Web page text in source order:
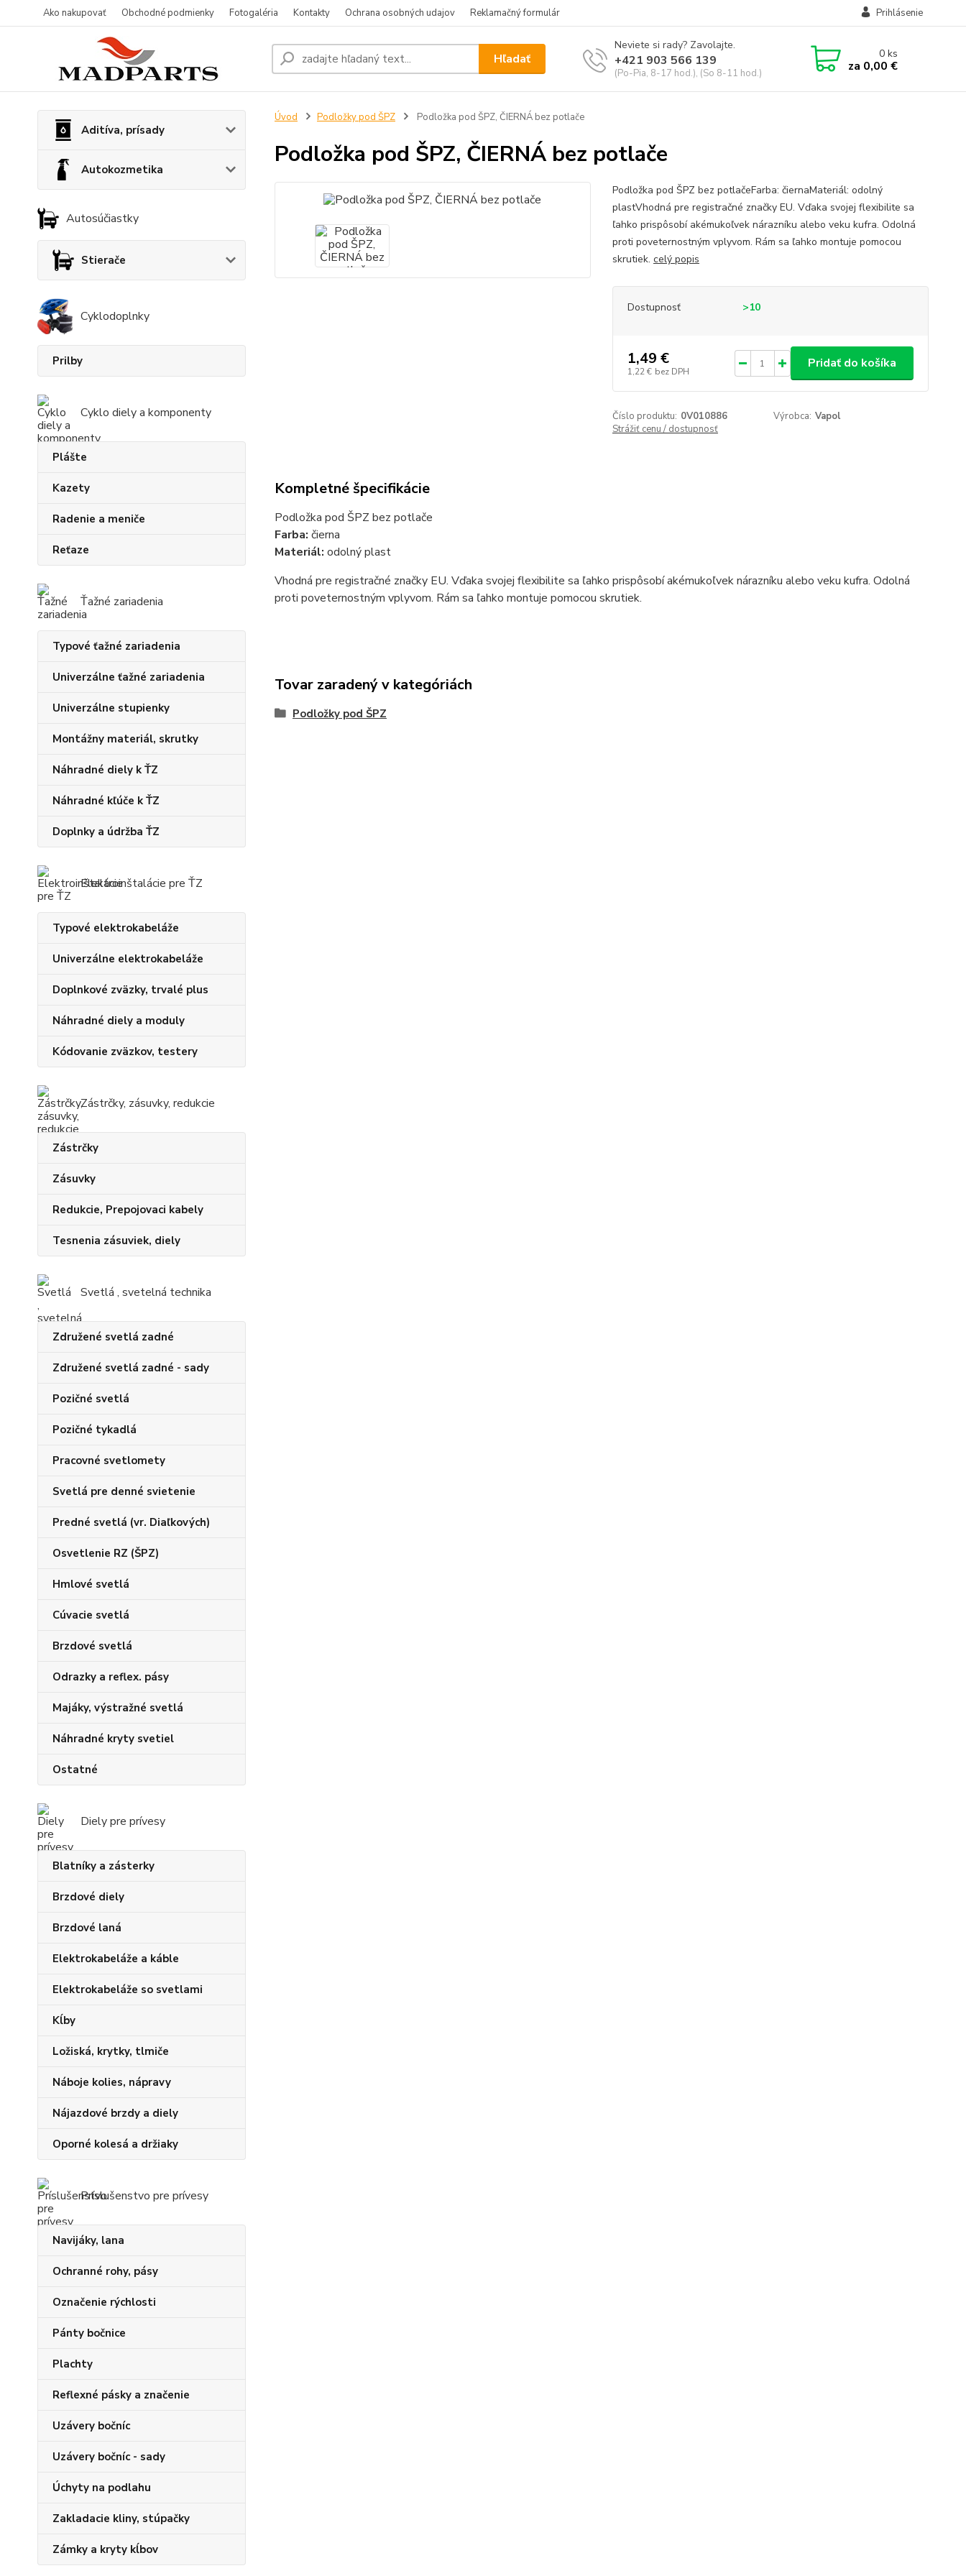
Ako nakupovať Obchodné podmienky Fotogaléria Kontakty Ochrana osobných udajov Reklamačný formulár Prihlásenie
Hľadať
Neviete si rady? Zavolajte.
+421 903 566 139
(Po-Pia, 8-17 hod.), (So 8-11 hod.)
0ks
za 0,00 €
Aditíva, prísady
Autokozmetika
Autosúčiastky
Stierače
Cyklodoplnky
Prilby
Cyklo diely a komponenty
Plášte
Kazety
Radenie a meniče
Reťaze
Ťažné zariadenia
Typové ťažné zariadenia
Univerzálne ťažné zariadenia
Univerzálne stupienky
Montážny materiál, skrutky
Náhradné diely k ŤZ
Náhradné kľúče k ŤZ
Doplnky a údržba ŤZ
Elektroinštalácie pre ŤZ
Typové elektrokabeláže
Univerzálne elektrokabeláže
Doplnkové zväzky, trvalé plus
Náhradné diely a moduly
Kódovanie zväzkov, testery
Zástrčky, zásuvky, redukcie
Zástrčky
Zásuvky
Redukcie, Prepojovaci kabely
Tesnenia zásuviek, diely
Svetlá , svetelná technika
Združené svetlá zadné
Združené svetlá zadné - sady
Pozičné svetlá
Pozičné tykadlá
Pracovné svetlomety
Svetlá pre denné svietenie
Predné svetlá (vr. Diaľkových)
Osvetlenie RZ (ŠPZ)
Hmlové svetlá
Cúvacie svetlá
Brzdové svetlá
Odrazky a reflex. pásy
Majáky, výstražné svetlá
Náhradné kryty svetiel
Ostatné
Diely pre prívesy
Blatníky a zásterky
Brzdové diely
Brzdové laná
Elektrokabeláže a káble
Elektrokabeláže so svetlami
Kĺby
Ložiská, krytky, tlmiče
Náboje kolies, nápravy
Nájazdové brzdy a diely
Oporné kolesá a držiaky
Príslušenstvo pre prívesy
Navijáky, lana
Ochranné rohy, pásy
Označenie rýchlosti
Pánty bočnice
Plachty
Reflexné pásky a značenie
Uzávery bočníc
Uzávery bočníc - sady
Úchyty na podlahu
Zakladacie kliny, stúpačky
Zámky a kryty kĺbov
Úvod Podložky pod ŠPZ Podložka pod ŠPZ, ČIERNÁ bez potlače
Podložka pod ŠPZ, ČIERNÁ bez potlače
Podložka pod ŠPZ bez potlačeFarba: čiernaMateriál: odolný
plastVhodná pre registračné značky EU. Vďaka svojej flexibilite sa
ľahko prispôsobí akémukoľvek nárazníku alebo veku kufra. Odolná
proti poveternostným vplyvom. Rám sa ľahko montuje pomocou
skrutiek. celý popis
Dostupnosť >10
1,49 €
1,22 € bez DPH
Pridať do košíka
Číslo produktu: 0V010886 Výrobca: Vapol
Strážiť cenu / dostupnosť
Kompletné špecifikácie
Podložka pod ŠPZ bez potlače
Farba: čierna
Materiál: odolný plast
Vhodná pre registračné značky EU. Vďaka svojej flexibilite sa ľahko prispôsobí akémukoľvek nárazníku alebo veku kufra. Odolná
proti poveternostným vplyvom. Rám sa ľahko montuje pomocou skrutiek.
Tovar zaradený v kategóriách
Podložky pod ŠPZ